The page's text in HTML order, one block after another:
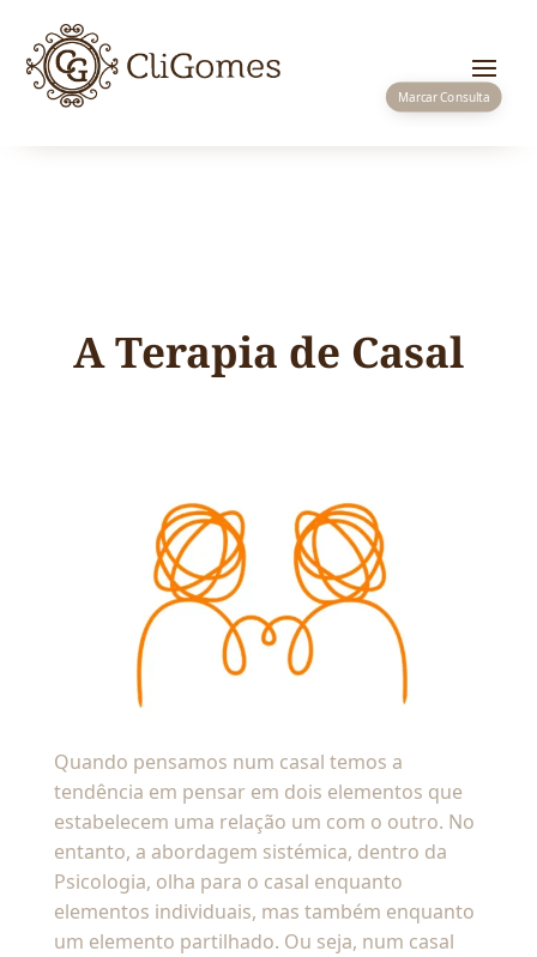
Marcar Consulta
A Terapia de Casal
Quando pensamos num casal temos a
tendência em pensar em dois elementos que
estabelecem uma relação um com o outro. No
entanto, a abordagem sistémica, dentro da
Psicologia, olha para o casal enquanto
elementos individuais, mas também enquanto
um elemento partilhado. Ou seja, num casal